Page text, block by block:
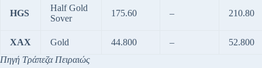
HGS
Half Gold
Sover
175.60 – 210.80
XAX Gold 44.800 –
52.800
Πηγή Τράπεζα Πειραιώς